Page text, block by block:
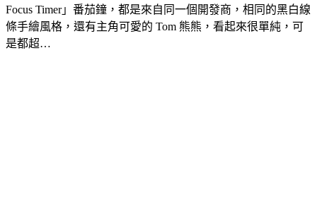
Focus Timer」番茄鐘，都是來自同一個開發商，相同的黑白線
條手繪風格，還有主角可愛的 Tom 熊熊，看起來很單純，可
是都超…